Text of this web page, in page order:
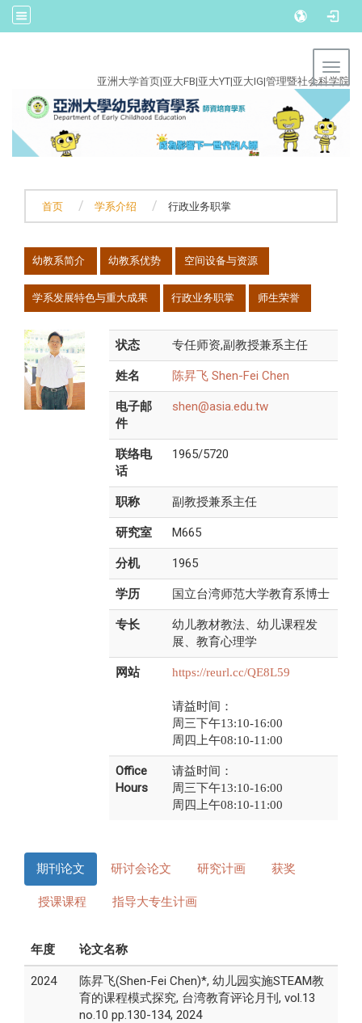
亚洲大学首页|亚大FB|亚大YT|亚大IG|管理暨社会科学院
首页 学系介绍 行政业务职掌
幼教系简介 幼教系优势 空间设备与资源
学系发展特色与重大成果 行政业务职掌 师生荣誉
状态 专任师资,副教授兼系主任
姓名 陈昇飞 Shen-Fei Chen
电子邮
件
shen@asia.edu.tw
联络电
话
1965/5720
职称 副教授兼系主任
研究室 M665
分机 1965
学历 国立台湾师范大学教育系博士
专长
幼儿教材教法、幼儿课程发
展、教育心理学
网站 https://reurl.cc/QE8L59
请益时间：
周三下午13:10-16:00
周四上午08:10-11:00
Office
Hours
请益时间：
周三下午13:10-16:00
周四上午08:10-11:00
期刊论文 研讨会论文 研究计画 获奖
授课课程 指导大专生计画
年度 论文名称
2024
陈昇飞(Shen-Fei Chen)*, 幼儿园实施STEAM教
育的课程模式探究, 台湾教育评论月刊, vol.13
no.10 pp.130-134, 2024